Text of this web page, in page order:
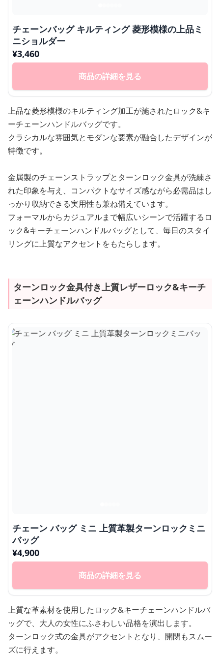
チェーンバッグ キルティング 菱形模様の上品ミ
ニショルダー
¥3,460
商品の詳細を見る
上品な菱形模様のキルティング加工が施されたロック&キ
ーチェーンハンドルバッグです。
クラシカルな雰囲気とモダンな要素が融合したデザインが
特徴です。
金属製のチェーンストラップとターンロック金具が洗練さ
れた印象を与え、コンパクトなサイズ感ながら必需品はし
っかり収納できる実用性も兼ね備えています。
フォーマルからカジュアルまで幅広いシーンで活躍するロ
ック&キーチェーンハンドルバッグとして、毎日のスタイ
リングに上質なアクセントをもたらします。
ターンロック金具付き上質レザーロック&キーチ
ェーンハンドルバッグ
チェーン バッグ ミニ 上質革製ターンロックミニ
バッグ
¥4,900
商品の詳細を見る
上質な革素材を使用したロック&キーチェーンハンドルバ
ッグで、大人の女性にふさわしい品格を演出します。
ターンロック式の金具がアクセントとなり、開閉もスムー
ズに行えます。